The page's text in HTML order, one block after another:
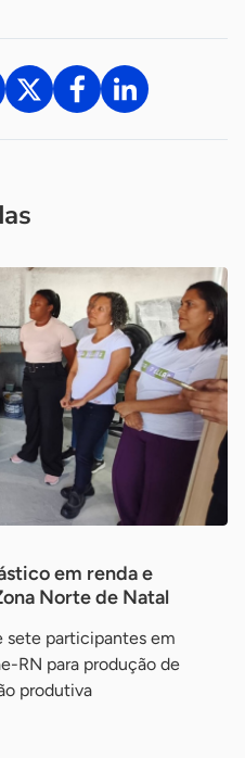
em renda e
Norte de Natal
sete participantes em
RN para produção de
produtiva